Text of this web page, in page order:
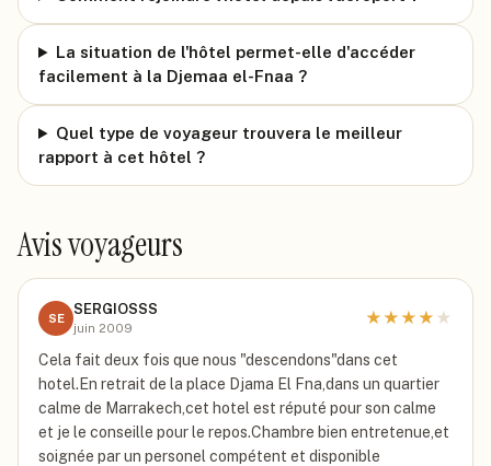
La situation de l'hôtel permet-elle d'accéder
facilement à la Djemaa el-Fnaa ?
Quel type de voyageur trouvera le meilleur
rapport à cet hôtel ?
Avis voyageurs
SE
SERGIOSSS
juin 2009
★★★★ ★
Cela fait deux fois que nous "descendons"dans cet
hotel.En retrait de la place Djama El Fna,dans un quartier
calme de Marrakech,cet hotel est réputé pour son calme
et je le conseille pour le repos.Chambre bien entretenue,et
soignée par un personel compétent et disponible